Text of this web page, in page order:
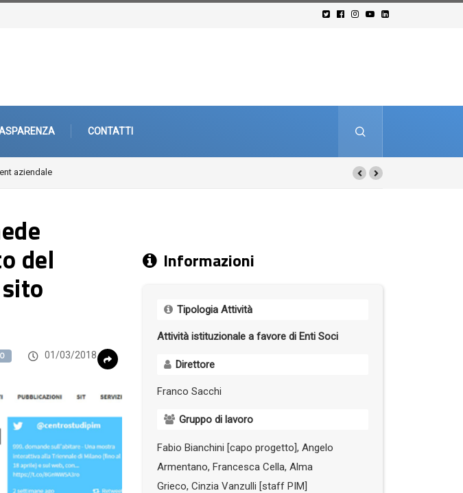
CONTATTI
Fuori città. Architetture, paesaggi, periferie
del
01/03/2018
Informazioni
Tipologia Attività
Attività istituzionale a favore di Enti Soci
Direttore
Franco Sacchi
Gruppo di lavoro
Fabio Bianchini [capo progetto], Angelo
Armentano, Francesca Cella, Alma
Grieco, Cinzia Vanzulli [staff PIM]